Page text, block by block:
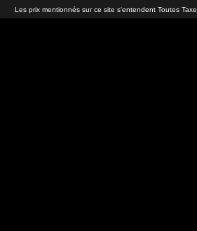
Les prix mentionnés sur ce site s'entendent Toutes